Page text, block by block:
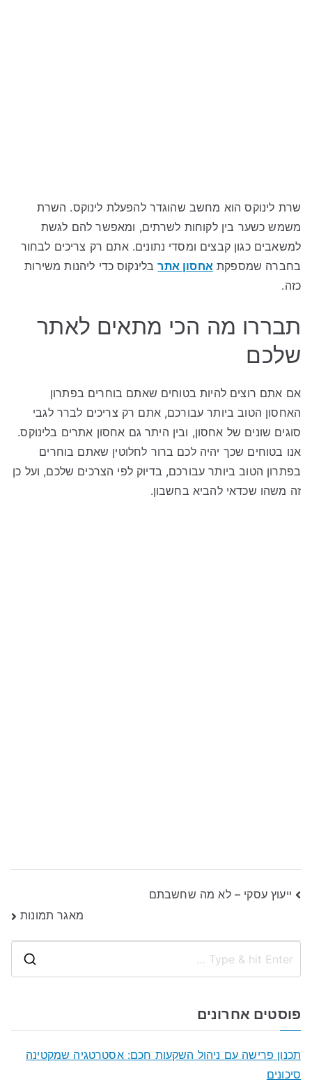
שרת לינוקס הוא מחשב שהוגדר להפעלת לינוקס. השרת
משמש כשער בין לקוחות לשרתים, ומאפשר להם לגשת
למשאבים כגון קבצים ומסדי נתונים. אתם רק צריכים לבחור
בחברה שמספקתאחסון אתרבלינקוס כדי ליהנות משירות
כזה.
תבררו מה הכי מתאים לאתר
שלכם
אם אתם רוצים להיות בטוחים שאתם בוחרים בפתרון
האחסון הטוב ביותר עבורכם, אתם רק צריכים לברר לגבי
סוגים שונים של אחסון, ובין היתר גם אחסון אתרים בלינוקס.
אנו בטוחים שכך יהיה לכם ברור לחלוטין שאתם בוחרים
בפתרון הטוב ביותר עבורכם, בדיוק לפי הצרכים שלכם, ועל כן
זה משהו שכדאי להביא בחשבון.
ניווט
ייעוץ עסקי – לא מה שחשבתם
מאגר תמונות
פוסטים אחרונים
תכנון פרישה עם ניהול השקעות חכם: אסטרטגיה שמקטינה
סיכונים